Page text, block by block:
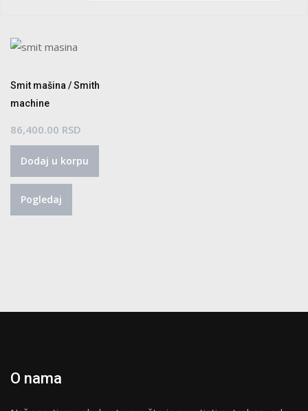
Smit mašina / Smith
machine
86,400.00 RSD
Dodaj u korpu
Pogledaj
O nama